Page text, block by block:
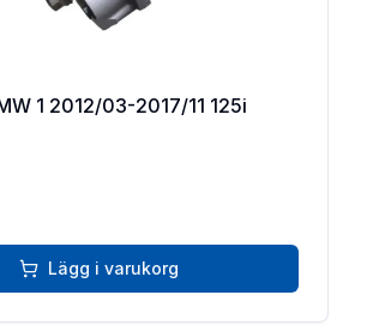
1 2012/03-2017/11 125i
Lägg i varukorg